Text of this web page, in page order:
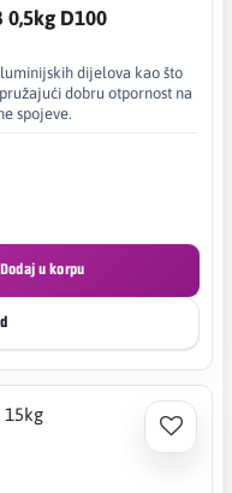
0,5kg D100
dijelova kao što
dobru otpornost na
spojeve.
Dodaj u korpu